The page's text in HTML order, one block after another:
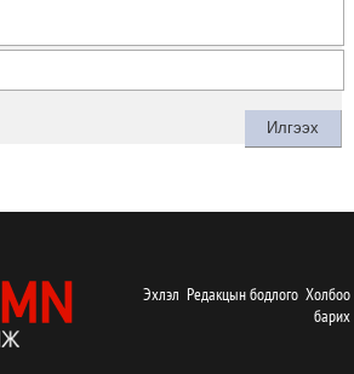
Эхлэл Редакцын бодлого Холбоо
барих